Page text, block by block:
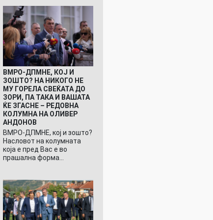
ВМРО-ДПМНЕ, КОЈ И
ЗОШТО? НА НИКОГО НЕ
МУ ГОРЕЛА СВЕЌАТА ДО
ЗОРИ, ПА ТАКА И ВАШАТА
ЌЕ ЗГАСНЕ – РЕДОВНА
КОЛУМНА НА ОЛИВЕР
АНДОНОВ
ВМРО-ДПМНЕ, кој и зошто?
Насловот на колумната
која е пред Вас е во
прашална форма…